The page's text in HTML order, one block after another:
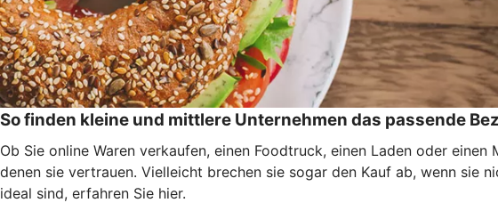
So finden kleine und mittlere Unternehmen das passende
Ob Sie online Waren verkaufen, einen Foodtruck, einen Laden oder
denen sie vertrauen. Vielleicht brechen sie sogar den Kauf ab, wenn sie
ideal sind, erfahren Sie hier.